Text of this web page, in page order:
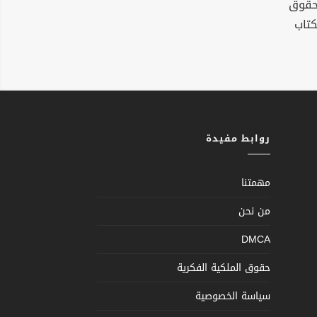
روابط مفيدة
مهمتنا
من نحن
DMCA
حقوق الملكية الفكرية
سياسة الخصوصية